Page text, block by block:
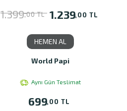
1.399,00 TL 1.239,00 TL
HEMEN AL
World Papi
Aynı Gün Teslimat
699,00 TL